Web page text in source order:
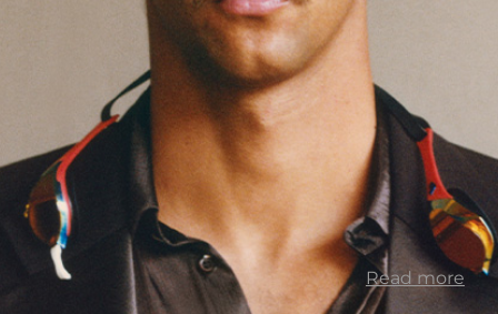
Read more